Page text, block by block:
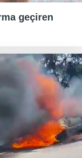
geçiren